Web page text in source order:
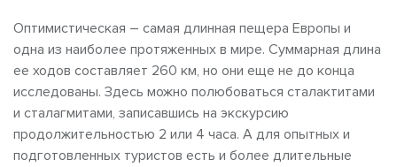
Оптимистическая – самая длинная пещера Европы и
одна из наиболее протяженных в мире. Суммарная длина
ее ходов составляет 260 км, но они еще не до конца
исследованы. Здесь можно полюбоваться сталактитами
и сталагмитами, записавшись на экскурсию
продолжительностью 2 или 4 часа. А для опытных и
подготовленных туристов есть и более длительные